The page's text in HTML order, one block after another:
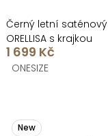
Černý letní
ORELLISA s krajkou
1 699 Kč
ONESIZE
New